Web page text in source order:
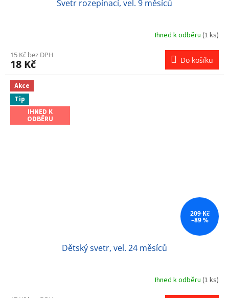
Svetr rozepínací, vel. 9 měsíců
Ihned k odběru (1 ks)
15 Kč bez DPH
18 Kč Do košíku
Akce
Tip
IHNED K
ODBĚRU
209 Kč
–89 %
Dětský svetr, vel. 24 měsíců
Ihned k odběru (1 ks)